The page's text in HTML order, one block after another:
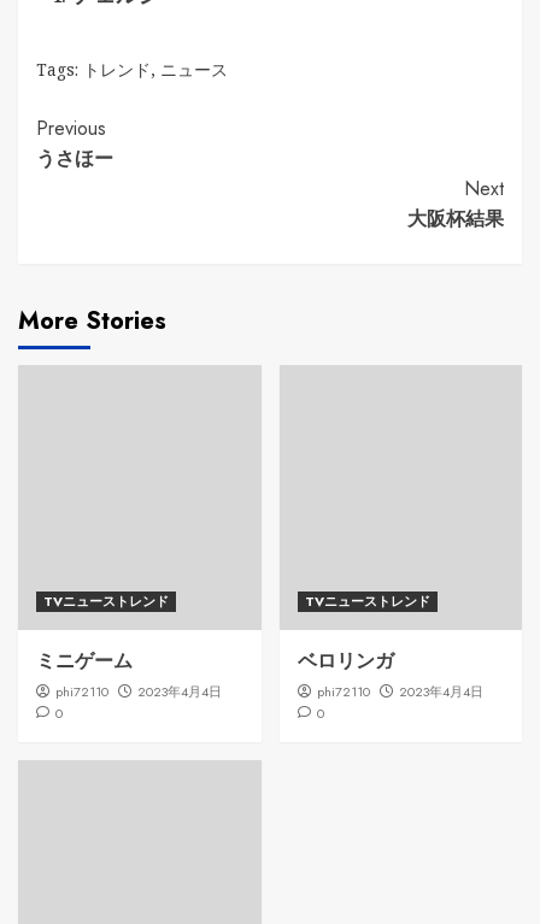
Tags: トレンド, ニュース
Continue
Reading
Previous
うさほー
Next
大阪杯結果
More Stories
TVニューストレンド
ミニゲーム
phi72110
2023年4月4日
0
TVニューストレンド
ベロリンガ
phi72110
2023年4月4日
0